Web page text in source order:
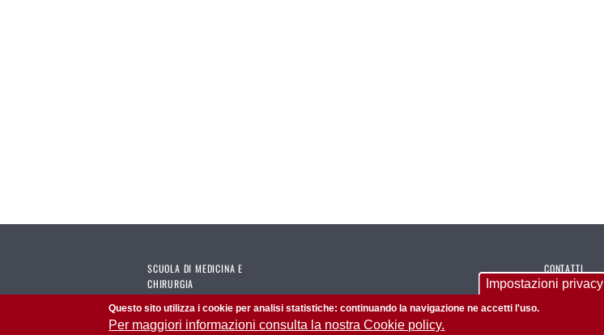
SCUOLA DI MEDICINA E
CHIRURGIA
CONTATTI
Impostazioni privacy
Questo sito utilizza i cookie per analisi statistiche: continuando la navigazione ne accetti l'uso.
Per maggiori informazioni consulta la nostra Cookie policy.